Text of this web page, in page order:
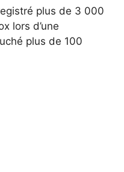
plus de 3 000
lors d’une
plus de 100